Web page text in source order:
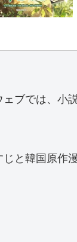
ブでは、小
と韓国原作